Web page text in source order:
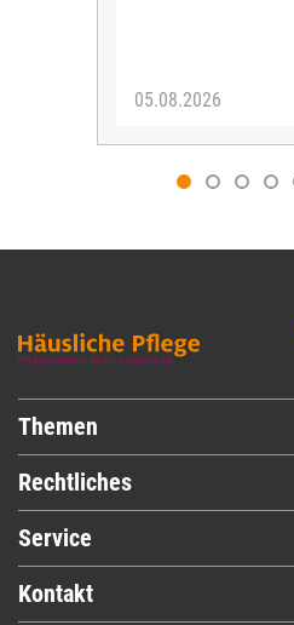
05.08.2026
Themen
Rechtliches
Service
Kontakt